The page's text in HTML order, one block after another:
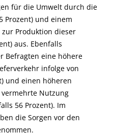
für die Umwelt durch die
Prozent) und einem
Produktion dieser
aus. Ebenfalls
Befragten eine höhere
infolge von
und einen höheren
Nutzung
56 Prozent). Im
die Sorgen vor den